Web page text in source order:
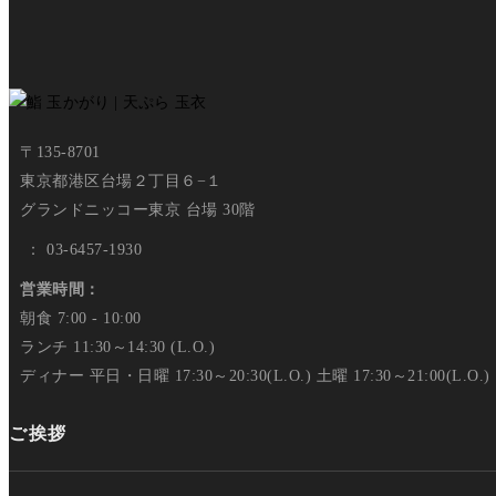
〒135-8701
東京都港区台場２丁目６−１
グランドニッコー東京 台場 30階
： 03-6457-1930
営業時間：
朝食 7:00 - 10:00
ランチ 11:30～14:30 (L.O.)
ディナー 平日・日曜 17:30～20:30(L.O.) 土曜 17:30～
ご挨拶